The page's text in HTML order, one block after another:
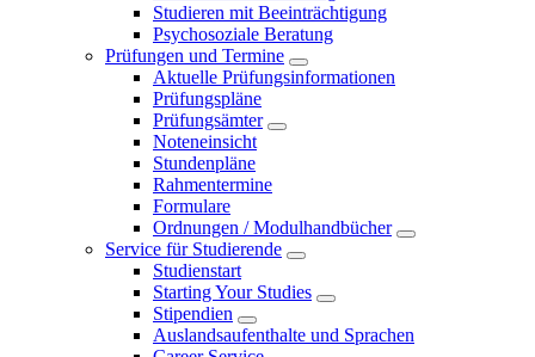
Studieren mit Beeinträchtigung
Psychosoziale Beratung
Prüfungen und Termine
Aktuelle Prüfungsinformationen
Prüfungspläne
Prüfungsämter
Noteneinsicht
Stundenpläne
Rahmentermine
Formulare
Ordnungen / Modulhandbücher
Service für Studierende
Studienstart
Starting Your Studies
Stipendien
Auslandsaufenthalte und Sprachen